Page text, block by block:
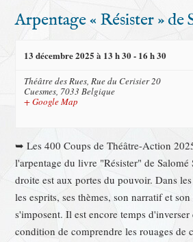
Arpentage « Résister » de
13 décembre 2025 à 13 h 30- 16 h 30
Théâtre des Rues, Rue du Cerisier 20
Cuesmes, 7033 Belgique
+ Google Map
➥ Les 400 Coups de Théâtre-Action
l'arpentage du livre "Résister" de
droite est aux portes du pouvoir. Dans
les esprits, ses thèmes, son narratif et
s'imposent. Il est encore temps d'inverser
condition de comprendre les rouages de